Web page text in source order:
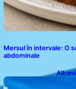
Mersul în intervale: O
abdominale